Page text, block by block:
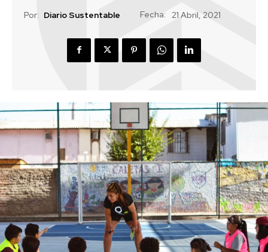
Por: Diario Sustentable Fecha: 21 Abril, 2021